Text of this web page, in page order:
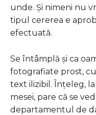
unde. Și nimeni nu
tipul cererea e
efectuată.
Se întâmplă și ca
fotografiate prost,
text ilizibil. Înțeleg,
mesei, pare că se
departamentul de